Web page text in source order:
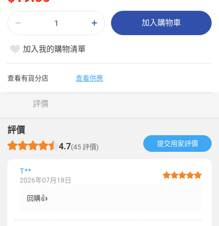
加入購物車
加入我的購物清單
查看有貨分店 查看供應
評價
評價
4.7(45 評價) 提交用家評價​
T**
2026年07月18日
回購👍